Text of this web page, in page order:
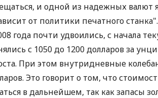
и одной из надежных валют
от политики печатного
года почти удвоились, с начала
с 1050 до 1200 долларов за
При этом внутридневные
Это говорит о том, что
в дальнейшем, так как запасы